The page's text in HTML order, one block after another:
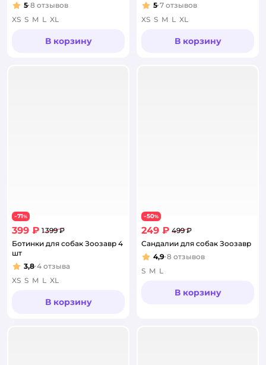
Рейтинг:
5 8 отзывов
XS S M L XL
В корзину
Рейтинг:
5 7 отзывов
XS S M L XL
В корзину
−71%
399 ₽ 1 399 ₽
Ботинки для собак Зоозавр 4
шт
Рейтинг:
3,8 4 отзыва
XS S M L XL
В корзину
−50%
249 ₽ 499 ₽
Сандалии для собак Зоозавр
Рейтинг:
4,9 8 отзывов
S M L
В корзину